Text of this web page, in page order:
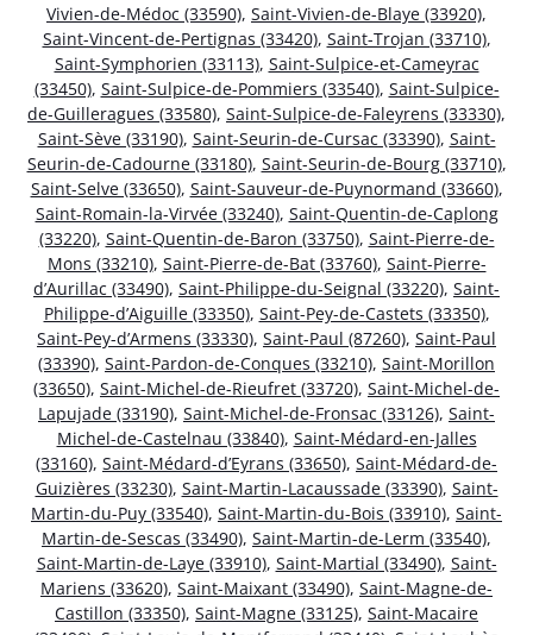
Vivien-de-Médoc (33590), Saint-Vivien-de-Blaye (33920),
Saint-Vincent-de-Pertignas (33420), Saint-Trojan (33710),
Saint-Symphorien (33113), Saint-Sulpice-et-Cameyrac
(33450), Saint-Sulpice-de-Pommiers (33540), Saint-Sulpice-
de-Guilleragues (33580), Saint-Sulpice-de-Faleyrens (33330),
Saint-Sève (33190), Saint-Seurin-de-Cursac (33390), Saint-
Seurin-de-Cadourne (33180), Saint-Seurin-de-Bourg (33710),
Saint-Selve (33650), Saint-Sauveur-de-Puynormand (33660),
Saint-Romain-la-Virvée (33240), Saint-Quentin-de-Caplong
(33220), Saint-Quentin-de-Baron (33750), Saint-Pierre-de-
Mons (33210), Saint-Pierre-de-Bat (33760), Saint-Pierre-
d’Aurillac (33490), Saint-Philippe-du-Seignal (33220), Saint-
Philippe-d’Aiguille (33350), Saint-Pey-de-Castets (33350),
Saint-Pey-d’Armens (33330), Saint-Paul (87260), Saint-Paul
(33390), Saint-Pardon-de-Conques (33210), Saint-Morillon
(33650), Saint-Michel-de-Rieufret (33720), Saint-Michel-de-
Lapujade (33190), Saint-Michel-de-Fronsac (33126), Saint-
Michel-de-Castelnau (33840), Saint-Médard-en-Jalles
(33160), Saint-Médard-d’Eyrans (33650), Saint-Médard-de-
Guizières (33230), Saint-Martin-Lacaussade (33390), Saint-
Martin-du-Puy (33540), Saint-Martin-du-Bois (33910), Saint-
Martin-de-Sescas (33490), Saint-Martin-de-Lerm (33540),
Saint-Martin-de-Laye (33910), Saint-Martial (33490), Saint-
Mariens (33620), Saint-Maixant (33490), Saint-Magne-de-
Castillon (33350), Saint-Magne (33125), Saint-Macaire